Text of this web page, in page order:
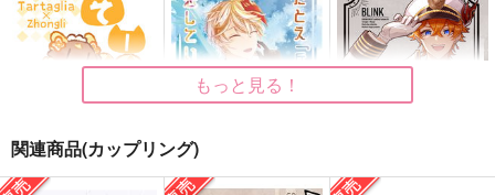
もっと見る！
関連商品(カップリング)